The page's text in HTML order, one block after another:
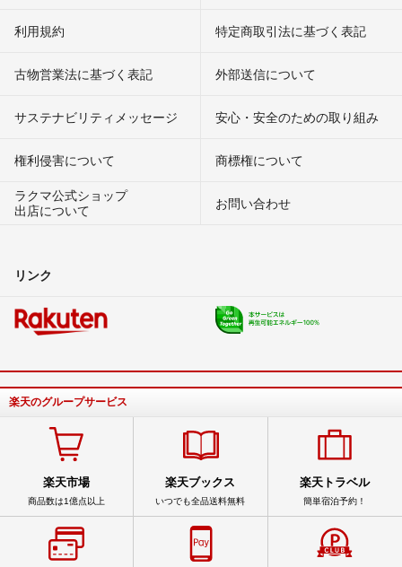
利用規約 特定商取引法に基づく表記
古物営業法に基づく表記 外部送信について
サステナビリティメッセージ 安心・安全のための取り組み
権利侵害について
商標権について
ラクマ公式ショップ
出店について
お問い合わせ
リンク
楽天のグループサービス
楽天市場
商品数は1億点以上
楽天ブックス
いつでも全品送料無料
楽天トラベル
簡単宿泊予約！